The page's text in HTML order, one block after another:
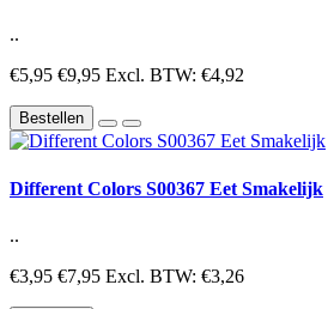
..
€5,95 €9,95 Excl. BTW: €4,92
Bestellen
Different Colors S00367 Eet Smakelijk
..
€3,95 €7,95 Excl. BTW: €3,26